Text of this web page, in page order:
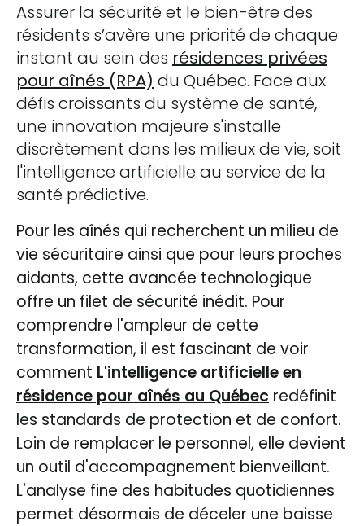
Assurer la sécurité et le bien-être des
résidents s’avère une priorité de chaque
instant au sein des résidences privées
pour aînés (RPA) du Québec. Face aux
défis croissants du système de santé,
une innovation majeure s'installe
discrètement dans les milieux de vie, soit
l'intelligence artificielle au service de la
santé prédictive.
Pour les aînés qui recherchent un milieu de
vie sécuritaire ainsi que pour leurs proches
aidants, cette avancée technologique
offre un filet de sécurité inédit. Pour
comprendre l'ampleur de cette
transformation, il est fascinant de voir
comment L'intelligence artificielle en
résidence pour aînés au Québec redéfinit
les standards de protection et de confort.
Loin de remplacer le personnel, elle devient
un outil d'accompagnement bienveillant.
L'analyse fine des habitudes quotidiennes
permet désormais de déceler une baisse